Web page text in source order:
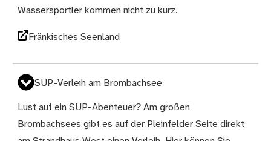
Wassersportler kommen nicht zu kurz.
Fränkisches Seenland
SUP-Verleih am Brombachsee
Lust auf ein SUP-Abenteuer? Am großen
Brombachsees gibt es auf der Pleinfelder Seite direkt